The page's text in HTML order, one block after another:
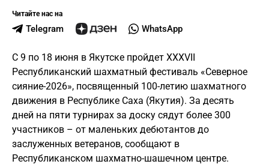
Читайте нас на
Telegram WhatsApp
С 9 по 18 июня в Якутске пройдет XXXVII
Республиканский шахматный фестиваль «Северное
сияние-2026», посвященный 100-летию шахматного
движения в Республике Саха (Якутия). За десять
дней на пяти турнирах за доску сядут более 300
участников – от маленьких дебютантов до
заслуженных ветеранов, сообщают в
Республиканском шахматно-шашечном центре.